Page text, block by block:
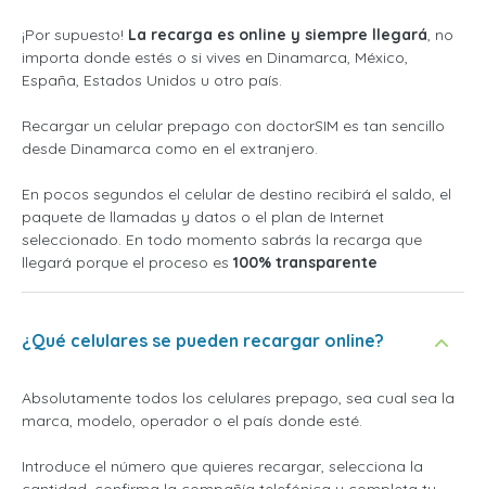
¡Por supuesto! La recarga es online y siempre llegará, no
importa donde estés o si vives en Dinamarca, México,
España, Estados Unidos u otro país.
Recargar un celular prepago con doctorSIM es tan sencillo
desde Dinamarca como en el extranjero.
En pocos segundos el celular de destino recibirá el saldo, el
paquete de llamadas y datos o el plan de Internet
seleccionado. En todo momento sabrás la recarga que
llegará porque el proceso es 100% transparente
¿Qué celulares se pueden recargar online?
Absolutamente todos los celulares prepago, sea cual sea la
marca, modelo, operador o el país donde esté.
Introduce el número que quieres recargar, selecciona la